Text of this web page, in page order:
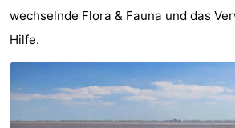
-
Leeuwarden
Watteninseln
-
wechselnde Flora & Fauna und das
Hilfe.